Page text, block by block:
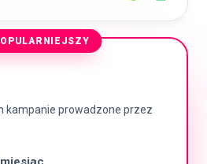
kampanie prowadzone przez